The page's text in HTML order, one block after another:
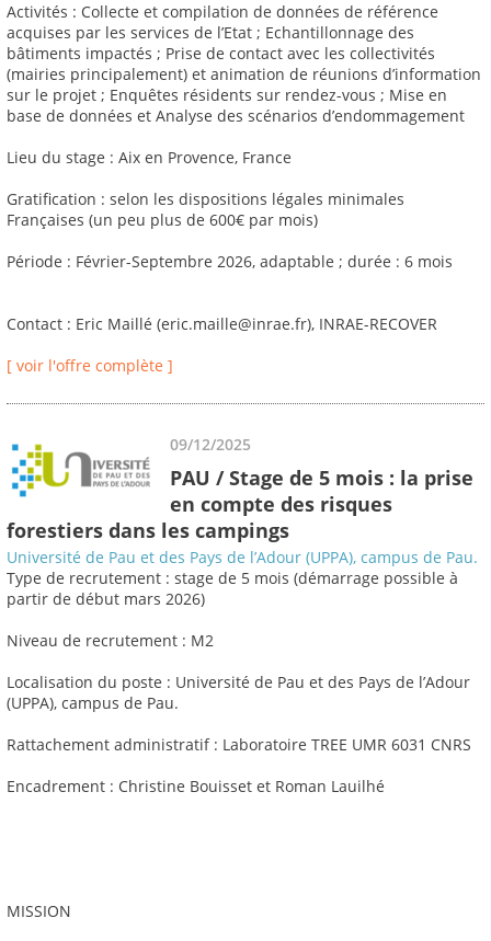
Activités : Collecte et compilation de données de référence
acquises par les services de l’Etat ; Echantillonnage des
bâtiments impactés ; Prise de contact avec les collectivités
(mairies principalement) et animation de réunions d’information
sur le projet ; Enquêtes résidents sur rendez-vous ; Mise en
base de données et Analyse des scénarios d’endommagement
Lieu du stage : Aix en Provence, France
Gratification : selon les dispositions légales minimales
Françaises (un peu plus de 600€ par mois)
Période : Février-Septembre 2026, adaptable ; durée : 6 mois
Contact : Eric Maillé (eric.maille@inrae.fr), INRAE-RECOVER
[ voir l'offre complète ]
09/12/2025
PAU / Stage de 5 mois : la prise
en compte des risques
forestiers dans les campings
Université de Pau et des Pays de l’Adour (UPPA), campus de Pau.
Type de recrutement : stage de 5 mois (démarrage possible à
partir de début mars 2026)
Niveau de recrutement : M2
Localisation du poste : Université de Pau et des Pays de l’Adour
(UPPA), campus de Pau.
Rattachement administratif : Laboratoire TREE UMR 6031 CNRS
Encadrement : Christine Bouisset et Roman Lauilhé
MISSION